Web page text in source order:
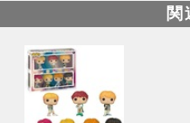
関